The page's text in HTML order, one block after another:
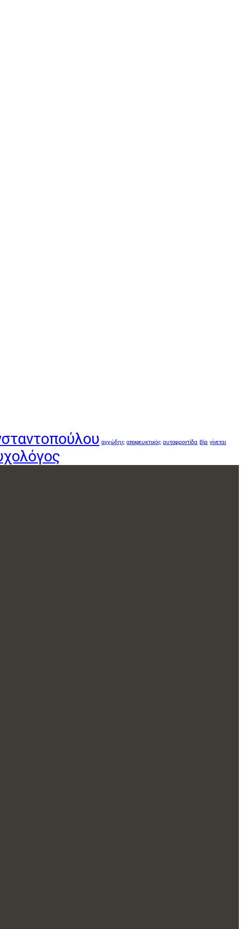
αγχώδης αποφευκτικός αυτοφροντίδα βία γίνεται